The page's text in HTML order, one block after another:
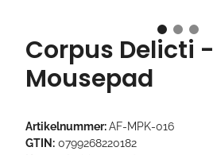
Corpus Delicti -
Mousepad
Artikelnummer:AF-MPK-016
GTIN: 0799268220182